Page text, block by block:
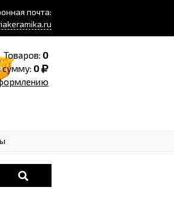
почта:
Товаров: 0
сумму: 0